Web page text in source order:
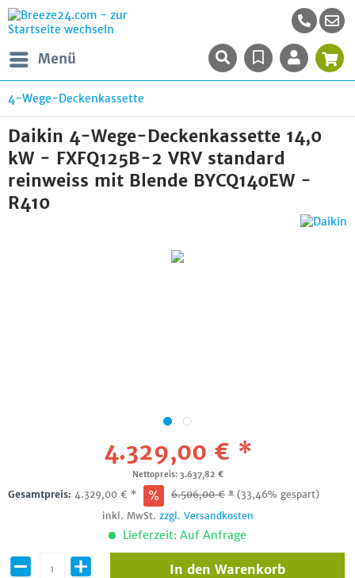
Menü
4-Wege-Deckenkassette
Daikin 4-Wege-Deckenkassette 14,0
kW - FXFQ125B-2 VRV standard
reinweiss mit Blende BYCQ140EW -
R410
4.329,00 € *
Nettopreis: 3.637,82 €
Gesamtpreis: 4.329,00 € * 6.506,00€ * (33,46% gespart)
inkl. MwSt. zzgl. Versandkosten
Lieferzeit: Auf Anfrage
In den Warenkorb